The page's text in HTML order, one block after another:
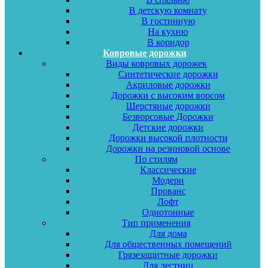
В детскую комнату
В гостинную
На кухню
В коридор
Ковровые дорожки
Виды ковровых дорожек
Синтетические дорожки
Акриловые дорожки
Дорожки с высоким ворсом
Шерстяные дорожки
Безворсовые Дорожки
Детские дорожки
Дорожки высокой плотности
Дорожки на резиновой основе
По стилям
Классические
Модерн
Прованс
Лофт
Однотонные
Тип применения
Для дома
Для общественных помещений
Грязезащитные дорожки
Для лестниц